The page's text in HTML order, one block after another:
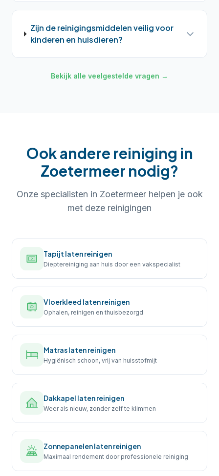
Zijn de reinigingsmiddelen veilig voor
kinderen en huisdieren?
Bekijk alle veelgestelde vragen →
Ook andere reiniging in
Zoetermeer nodig?
Onze specialisten in Zoetermeerhelpen je ook
met deze reinigingen
Tapijt laten reinigen
Dieptereiniging aan huis door een vakspecialist
Vloerkleed laten reinigen
Ophalen, reinigen en thuisbezorgd
Matras laten reinigen
Hygiënisch schoon, vrij van huisstofmijt
Dakkapel laten reinigen
Weer als nieuw, zonder zelf te klimmen
Zonnepanelen laten reinigen
Maximaal rendement door professionele reiniging